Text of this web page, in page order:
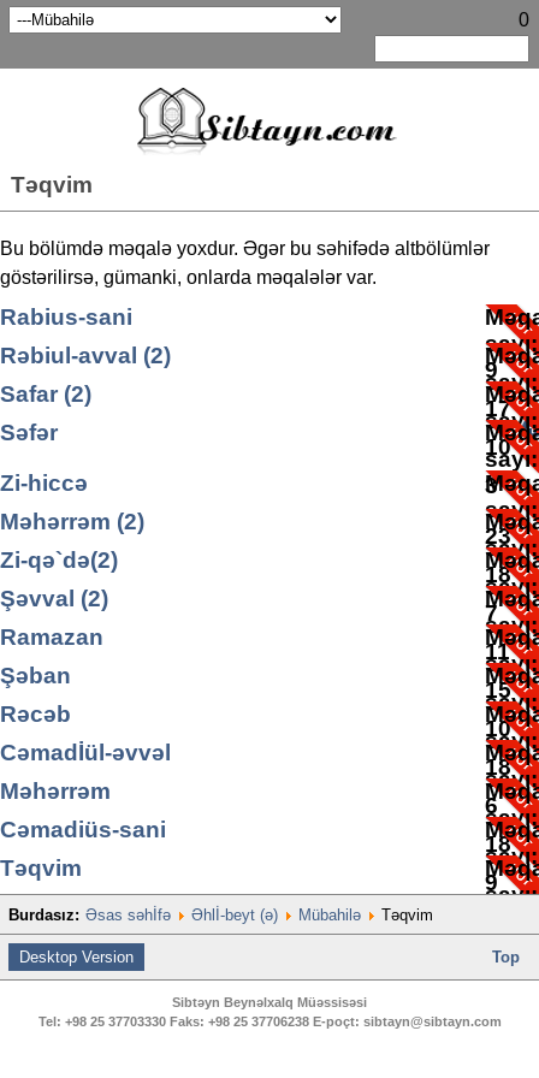
0
Təqvim
Bu bölümdə məqalə yoxdur. Əgər bu səhifədə altbölümlər
göstərilirsə, gümanki, onlarda məqalələr var.
Rabius-sani
9
Rəbiul-avval (2)
17
Safar (2)
10
Səfər
3
Səfər ayına aid yazılar
3
Zi-hiccə
23
Məhərrəm (2)
18
Zi-qə`də(2)
7
Şəvval (2)
11
Ramazan
15
Şəban
10
Rəcəb
18
Cəmadİül-əvvəl
6
Məhərrəm
18
Cəmadiüs-sani
9
Təqvim
Burdasız: Əsas səhİfə Əhlİ-beyt (ə) Mübahilə Təqvim
Desktop Version Top
Sibtəyn Beynəlxalq Müəssisəsi
Tel: +98 25 37703330 Faks: +98 25 37706238 E-poçt: sibtayn@sibtayn.com